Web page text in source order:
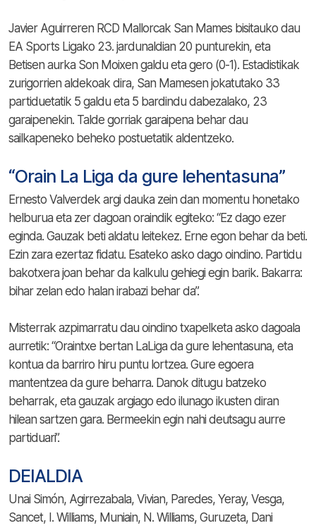
Javier Aguirreren RCD Mallorcak San Mames bisitauko dau
EA Sports Ligako 23. jardunaldian 20 punturekin, eta
Betisen aurka Son Moixen galdu eta gero (0-1). Estadistikak
zurigorrien aldekoak dira, San Mamesen jokatutako 33
partiduetatik 5 galdu eta 5 bardindu dabezalako, 23
garaipenekin. Talde gorriak garaipena behar dau
sailkapeneko beheko postuetatik aldentzeko.
“Orain La Liga da gure lehentasuna”
Ernesto Valverdek argi dauka zein dan momentu honetako
helburua eta zer dagoan oraindik egiteko: “Ez dago ezer
eginda. Gauzak beti aldatu leitekez. Erne egon behar da beti.
Ezin zara ezertaz fidatu. Esateko asko dago oindino. Partidu
bakotxera joan behar da kalkulu gehiegi egin barik. Bakarra:
bihar zelan edo halan irabazi behar da”.
Misterrak azpimarratu dau oindino txapelketa asko dagoala
aurretik: “Oraintxe bertan LaLiga da gure lehentasuna, eta
kontua da barriro hiru puntu lortzea. Gure egoera
mantentzea da gure beharra. Danok ditugu batzeko
beharrak, eta gauzak argiago edo ilunago ikusten diran
hilean sartzen gara. Bermeekin egin nahi deutsagu aurre
partiduari”.
DEIALDIA
Unai Simón, Agirrezabala, Vivian, Paredes, Yeray, Vesga,
Sancet, I. Williams, Muniain, N. Williams, Guruzeta, Dani